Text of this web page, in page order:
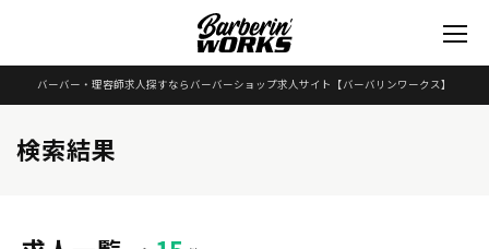
バーバー・理容師求人探すならバーバーショップ求人サイト 【バーバリンワークス】
検索結果